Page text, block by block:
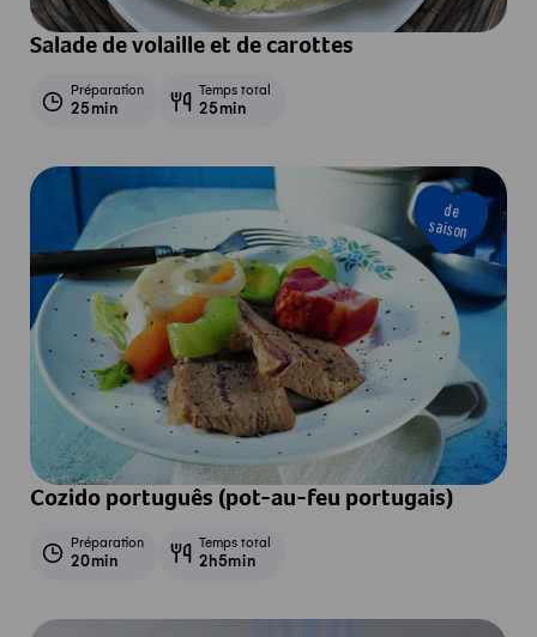
Salade de volaille et de carottes
Préparation
25min
Temps total
25min
de
saison
Cozido português (pot-au-feu portugais)
Préparation
20min
Temps total
2h5min